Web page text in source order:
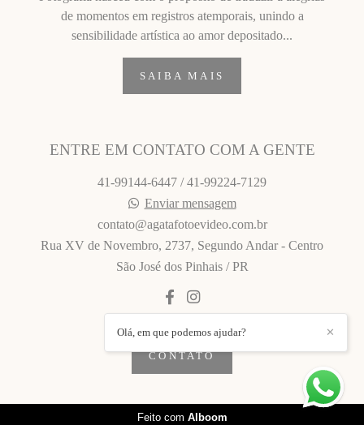
de momentos em registros atemporais, unindo a
sensibilidade artística ao amor depositado...
SAIBA MAIS
ENTRE EM CONTATO COM A GENTE
41-99144-6447 / 41-99224-7129
Enviar mensagem
contato@agatafotoevideo.com.br
Rua XV de Novembro, 2737, Segundo Andar - Centro
São José dos Pinhais / PR
CONTATO
✕
Olá, em que podemos ajudar?
Feito com Alboom